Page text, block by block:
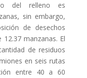
del relleno es
sin embargo,
de desechos
manzanas. El
de residuos
en seis rutas
entre 40 a 60